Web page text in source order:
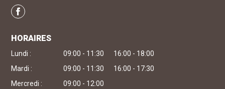
Facebook
HORAIRES
Lundi : 09:00 - 11:30
16:00 - 18:00
Mardi :
09:00 - 11:30
16:00 - 17:30
Mercredi :
09:00 - 12:00